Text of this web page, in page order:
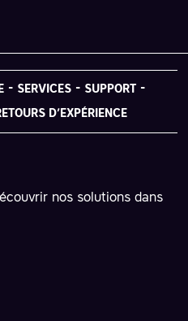
SERVICES SUPPORT
D’EXPÉRIENCE
nos solutions dans